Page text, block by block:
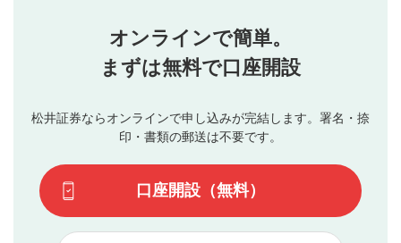
投稿するボタン
星で評価をすると投稿できます。（お名前とコメント
3
動画の評価
です）
行ってください。
当社は、利用者同士、もしくは利用者と第三者間のトラ
ブルによって生じた損害に対して一切の責任を負いませ
評価およびコメントは当社にて審査のうえ、掲載となり
ます。掲載されるまでに日数がかかる場合や掲載されない
てはお答えできません。各動画コンテンツへの掲載をもっ
て結果のご連絡といたします。ご了承ください。
下記の項目に該当すると判断された投稿内容は、掲載を
見合わせる場合がございます。
オンラインで簡単。
まずは無料で口座開設
松井証券ならオンラインで申し込みが完結します。署名・捺
印・書類の郵送は不要です。
口座開設（無料）